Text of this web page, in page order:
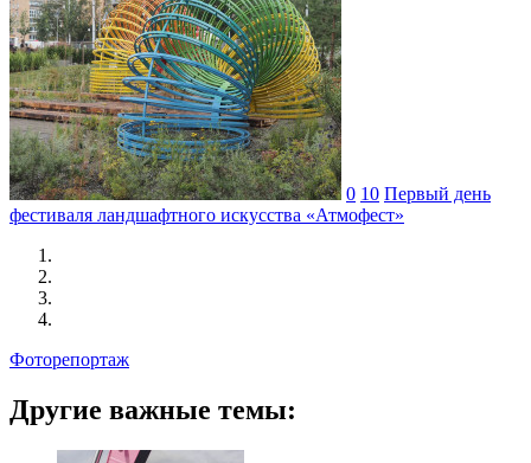
0 10 Первый день
фестиваля ландшафтного искусства «Атмофест»
Фоторепортаж
Другие важные темы: